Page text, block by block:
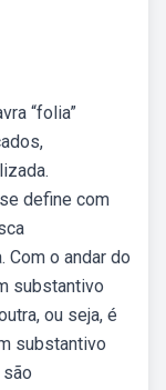
“folia”
define com
Com o andar do
substantivo
ou seja, é
substantivo